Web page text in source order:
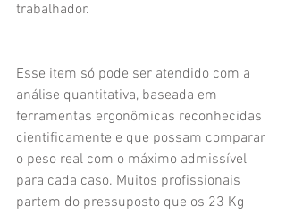
trabalhador.
Esse item só pode ser atendido com a
análise quantitativa, baseada em
ferramentas ergonômicas reconhecidas
cientificamente e que possam comparar
o peso real com o máximo admissível
para cada caso. Muitos profissionais
partem do pressuposto que os 23 Kg